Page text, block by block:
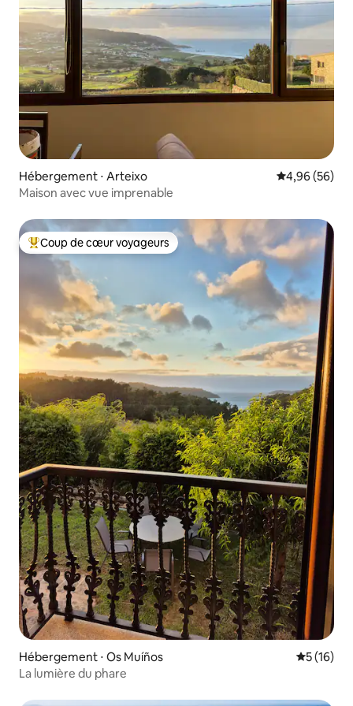
Hébergement ⋅ Arteixo Évaluation
4,96 (56)
Maison avec vue imprenable
Coups de cœur voyageurs les plus appréciés
Coup de cœur voyageurs
Hébergement ⋅ Os Muíños
5 (16)
La lumière du phare